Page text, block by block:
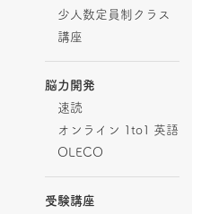
少人数定員制クラス
講座
脳力開発
速読
オンライン 1to1 英語
OLECO
受験講座